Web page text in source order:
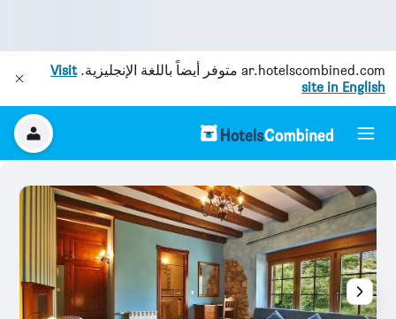
ar.hotelscombined.com متوفر أيضاً باللغة الإنجليزية.Visit
site in English